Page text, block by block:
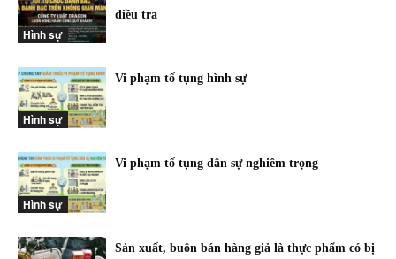
Hình sự
điều tra
Hình sự
Vi phạm tố tụng hình sự
Hình sự
Vi phạm tố tụng dân sự nghiêm trọng
Sản xuất, buôn bán hàng giả là thực phẩm có bị